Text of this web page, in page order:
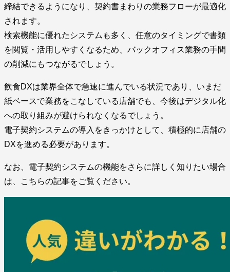
締結できるようになり、契約書まわりの業務フローが最適化
されます。
検索機能に優れたシステムも多く、任意のタイミングで書類
を閲覧・活用しやすくなるため、バックオフィス業務の手間
の削減にもつながるでしょう。
飲食DXは業界全体で急速に進んでいる状況であり、いまだ
紙ベースで業務をこなしている店舗でも、今後はデジタル化
への取り組みが避けられなくなるでしょう。
電子契約システムの導入をきっかけとして、積極的に店舗の
DXを進める必要があります。
なお、電子契約システムの機能をさらに詳しく知りたい場合
は、こちらの記事をご覧ください。